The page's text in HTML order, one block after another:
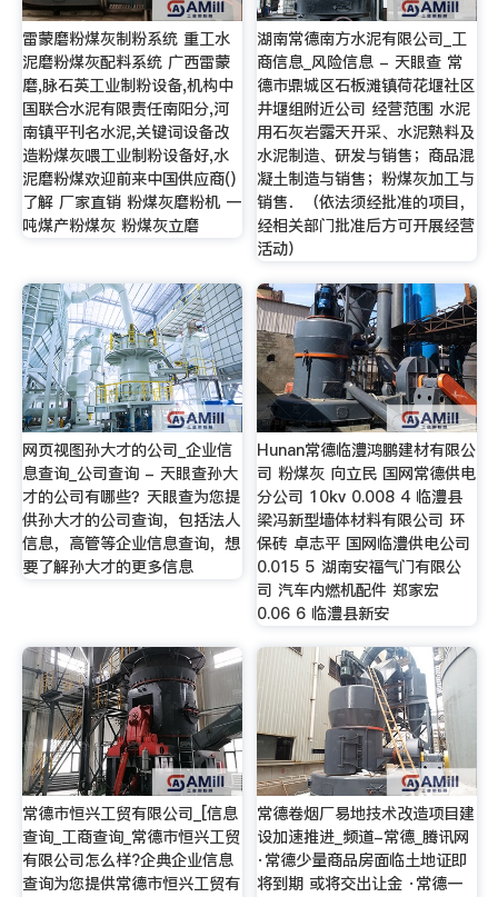
雷蒙磨粉煤灰制粉系统 重工水
泥磨粉煤灰配料系统 广西雷蒙
磨,脉石英工业制粉设备,机构中
国联合水泥有限责任南阳分,河
南镇平刊名水泥,关键词设备改
造粉煤灰喂工业制粉设备好,水
泥磨粉煤欢迎前来中国供应商()
了解 厂家直销 粉煤灰磨粉机 一
吨煤产粉煤灰 粉煤灰立磨
湖南常德南方水泥有限公司_工
商信息_风险信息 - 天眼查 常
德市鼎城区石板滩镇荷花堰社区
井堰组附近公司 经营范围 水泥
用石灰岩露天开采、水泥熟料及
水泥制造、研发与销售；商品混
凝土制造与销售；粉煤灰加工与
销售．（依法须经批准的项目，
经相关部门批准后方可开展经营
活动）
网页视图孙大才的公司_企业信
息查询_公司查询 - 天眼查孙大
才的公司有哪些？天眼查为您提
供孙大才的公司查询，包括法人
信息，高管等企业信息查询，想
要了解孙大才的更多信息
Hunan常德临澧鸿鹏建材有限公
司 粉煤灰 向立民 国网常德供电
分公司 10kv 0.008 4 临澧县
梁冯新型墙体材料有限公司 环
保砖 卓志平 国网临澧供电公司
0.015 5 湖南安福气门有限公
司 汽车内燃机配件 郑家宏
0.06 6 临澧县新安
常德市恒兴工贸有限公司_[信息
查询_工商查询_常德市恒兴工贸
有限公司怎么样?企典企业信息
查询为您提供常德市恒兴工贸有
常德卷烟厂易地技术改造项目建
设加速推进_频道-常德_腾讯网
·常德少量商品房面临土地证即
将到期 或将交出让金 ·常德一